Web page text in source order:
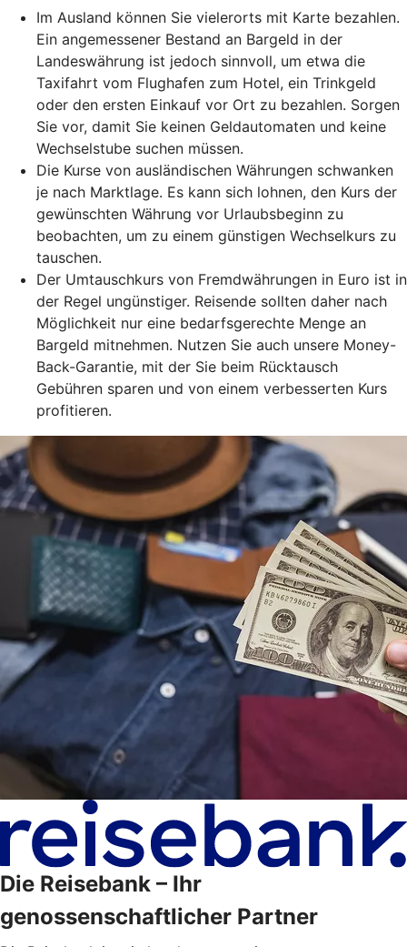
Im Ausland können Sie vielerorts mit Karte bezahlen.
Ein angemessener Bestand an Bargeld in der
Landeswährung ist jedoch sinnvoll, um etwa die
Taxifahrt vom Flughafen zum Hotel, ein Trinkgeld
oder den ersten Einkauf vor Ort zu bezahlen. Sorgen
Sie vor, damit Sie keinen Geldautomaten und keine
Wechselstube suchen müssen.
Die Kurse von ausländischen Währungen schwanken
je nach Marktlage. Es kann sich lohnen, den Kurs der
gewünschten Währung vor Urlaubsbeginn zu
beobachten, um zu einem günstigen Wechselkurs zu
tauschen.
Der Umtauschkurs von Fremdwährungen in Euro ist in
der Regel ungünstiger. Reisende sollten daher nach
Möglichkeit nur eine bedarfsgerechte Menge an
Bargeld mitnehmen. Nutzen Sie auch unsere Money-
Back-Garantie, mit der Sie beim Rücktausch
Gebühren sparen und von einem verbesserten Kurs
profitieren.
Die Reisebank – Ihr
genossenschaftlicher Partner